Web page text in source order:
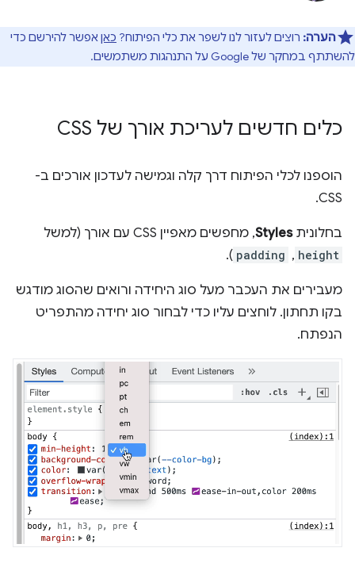
הערה: רוצים לעזור לנו לשפר את כלי הפיתוח? כאןאפשר להירשם כדי
להשתתף במחקר של Google על התנהגות משתמשים.
כלים חדשים לעריכת אורך של CSS
הוספנו לכלי הפיתוח דרך קלה וגמישה לעדכון אורכים ב-
CSS.
בחלוניתStyles, מחפשים מאפיין CSS עם אורך (למשל
height
,
padding
).
מעבירים את העכבר מעל סוג היחידה ורואים שהסוג מודגש
בקו תחתון. לוחצים עליו כדי לבחור סוג יחידה מהתפריט
הנפתח.